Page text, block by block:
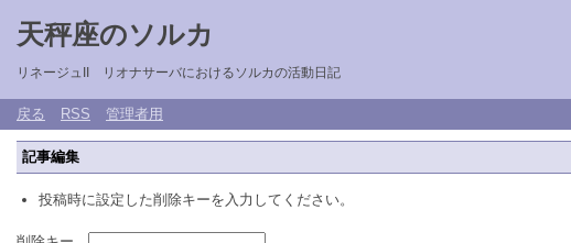
天秤座のソルカ
リネージュII リオナサーバにおけるソルカの活動日記
戻る RSS 管理者用
記事編集
投稿時に設定した削除キーを入力してください。